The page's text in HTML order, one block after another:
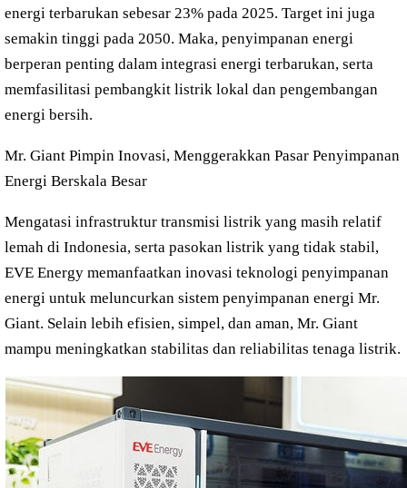
energi terbarukan sebesar 23% pada 2025. Target ini juga
semakin tinggi pada 2050. Maka, penyimpanan energi
berperan penting dalam integrasi energi terbarukan, serta
memfasilitasi pembangkit listrik lokal dan pengembangan
energi bersih.
Mr. Giant Pimpin Inovasi, Menggerakkan Pasar Penyimpanan
Energi Berskala Besar
Mengatasi infrastruktur transmisi listrik yang masih relatif
lemah di Indonesia, serta pasokan listrik yang tidak stabil,
EVE Energy memanfaatkan inovasi teknologi penyimpanan
energi untuk meluncurkan sistem penyimpanan energi Mr.
Giant. Selain lebih efisien, simpel, dan aman, Mr. Giant
mampu meningkatkan stabilitas dan reliabilitas tenaga listrik.